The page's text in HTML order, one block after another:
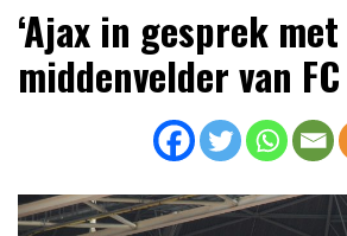
‘Ajax in gesprek
middenvelder van